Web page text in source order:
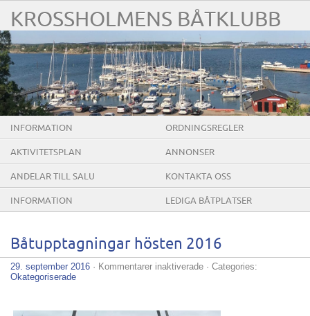
KROSSHOLMENS BÅTKLUBB
INFORMATION ORDNINGSREGLER
AKTIVITETSPLAN ANNONSER
ANDELAR TILL SALU KONTAKTA OSS
INFORMATION LEDIGA BÅTPLATSER
Båtupptagningar hösten 2016
29. september 2016 · Kommentarer inaktiveradeför· Categories:
Okategoriserade